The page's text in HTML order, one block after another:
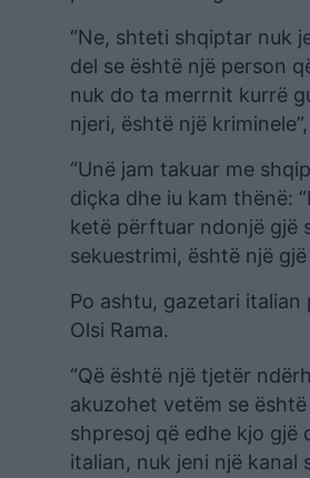
“Ne, shteti shqiptar nuk
del se është një person
nuk do ta merrnit kurrë
njeri, është një
“Unë jam takuar me
diçka dhe iu kam thënë:
ketë përftuar ndonjë gjë
sekuestrimi, është një
Po ashtu, gazetari
Olsi Rama.
“Që është një tjetër
akuzohet vetëm se
shpresoj që edhe kjo gjë
italian, nuk jeni një